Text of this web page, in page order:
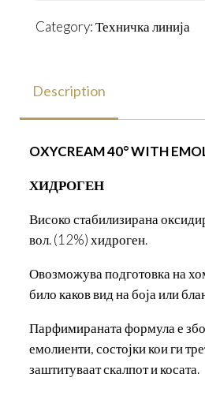
Category:Техничка линија
Description
OXYCREAM 40°WITH
ХИДРОГЕН
Високо стабилизирана
вол. (12%) хидроген.
Овозможува подготовка на
било каков вид на боја или
Парфимираната формула е
емолиенти, состојки кои ги
заштитуваат скалпот и косата.